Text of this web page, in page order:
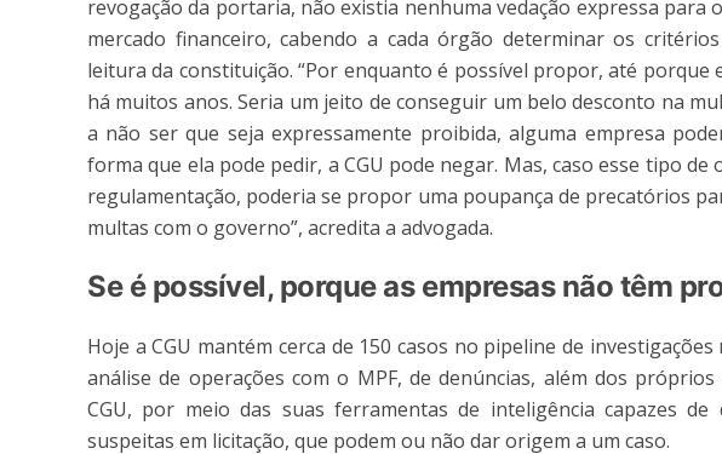
revogação da portaria, não existia nenhuma vedação expressa para
mercado financeiro, cabendo a cada órgão determinar os
leitura da constituição. “Por enquanto é possível propor, até porque
há muitos anos. Seria um jeito de conseguir um belo desconto na
a não ser que seja expressamente proibida, alguma empresa
forma que ela pode pedir, a CGU pode negar. Mas, caso esse tipo de
regulamentação, poderia se propor uma poupança de precatórios
multas com o governo”, acredita a advogada.
Se é possível, porque as empresas não têm
Hoje a CGU mantém cerca de 150 casos no pipeline de
análise de operações com o MPF, de denúncias, além dos
CGU, por meio das suas ferramentas de inteligência capazes de
suspeitas em licitação, que podem ou não dar origem a um caso.